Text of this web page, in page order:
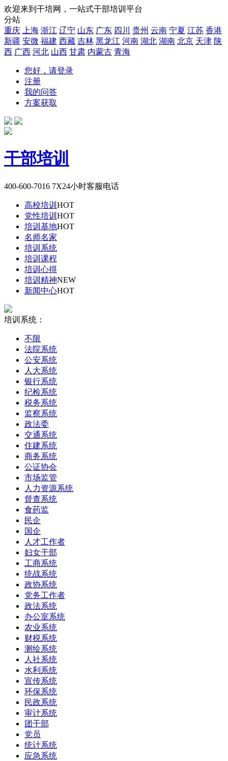
欢迎来到干培网，一站式干部培训平台
分站
重庆
上海 浙江 辽宁 山东 广东 四川 贵州 云南 宁夏 江苏 香港
新疆 安微 福建 西藏 吉林 黑龙江 河南 湖北 湖南 北京 天津 陕
西 广西 河北 山西 甘肃 内蒙古 青海
您好，请登录
注册
我的问答
方案获取
干部培训
400-600-7016 7X24小时客服电话
高校培训 HOT
党性培训 HOT
培训基地HOT
名师名家
培训系统
培训课程
培训心得
培训精神NEW
新闻中心HOT
培训系统：
不限
法院系统
公安系统
人大系统
银行系统
纪检系统
税务系统
监察系统
政法委
交通系统
住建系统
商务系统
公证协会
市场监管
人力资源系统
督查系统
食药监
民企
国企
人才工作者
妇女干部
工商系统
统战系统
政协系统
党务工作者
政法系统
办公室系统
农业系统
财税系统
测绘系统
人社系统
水利系统
宣传系统
环保系统
民政系统
审计系统
团干部
党员
统计系统
应急系统